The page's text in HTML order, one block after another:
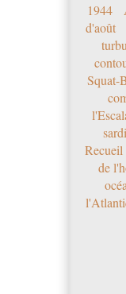
1944
d'août
Squat-
Recueil
de